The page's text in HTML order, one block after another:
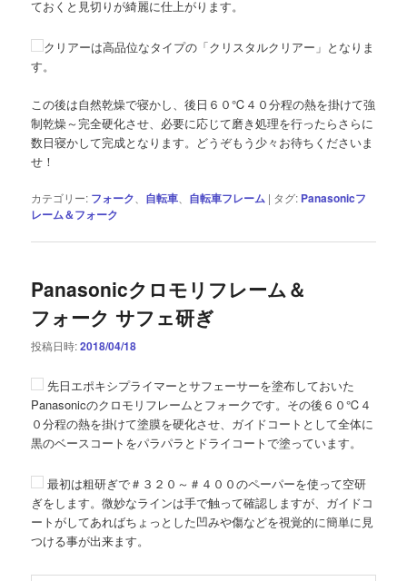
ておくと見切りが綺麗に仕上がります。
クリアーは高品位なタイプの「クリスタルクリアー」となりま
す。
この後は自然乾燥で寝かし、後日６０℃４０分程の熱を掛けて強
制乾燥～完全硬化させ、必要に応じて磨き処理を行ったらさらに
数日寝かして完成となります。どうぞもう少々お待ちくださいま
せ！
カテゴリー: フォーク 自転車 自転車フレーム | タグ: Panasonicフ
レーム＆フォーク
Panasonicクロモリフレーム＆
フォーク サフェ研ぎ
投稿日時:2018/04/18
先日エポキシプライマーとサフェーサーを塗布しておいた
Panasonicのクロモリフレームとフォークです。その後６０℃４
０分程の熱を掛けて塗膜を硬化させ、ガイドコートとして全体に
黒のベースコートをパラパラとドライコートで塗っています。
最初は粗研ぎで＃３２０～＃４００のペーパーを使って空研
ぎをします。微妙なラインは手で触って確認しますが、ガイドコ
ートがしてあればちょっとした凹みや傷などを視覚的に簡単に見
つける事が出来ます。